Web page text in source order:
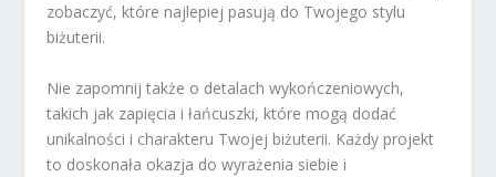
zobaczyć, które najlepiej pasują do Twojego stylu
biżuterii.
Nie zapomnij także o detalach wykończeniowych,
takich jak zapięcia i łańcuszki, które mogą dodać
unikalności i charakteru Twojej biżuterii. Każdy projekt
to doskonała okazja do wyrażenia siebie i